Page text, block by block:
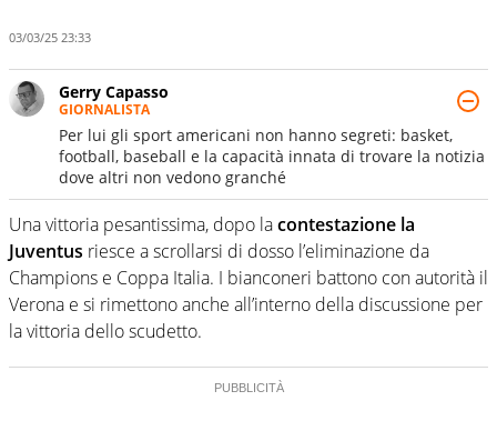
03/03/25 23:33
Gerry Capasso
GIORNALISTA
Per lui gli sport americani non hanno segreti: basket,
football, baseball e la capacità innata di trovare la notizia
dove altri non vedono granché
Una vittoria pesantissima, dopo lacontestazione la
Juventus riesce a scrollarsi di dosso l’eliminazione da
Champions e Coppa Italia. I bianconeri battono con autorità il
Verona e si rimettono anche all’interno della discussione per
la vittoria dello scudetto.